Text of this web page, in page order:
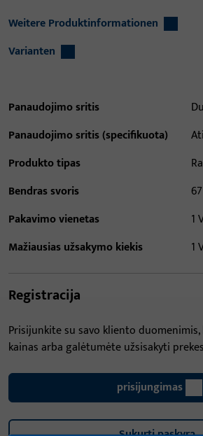
Weitere Produktinformationen
Varianten
Panaudojimo sritis
Panaudojimo sritis (specifikuota)
Produkto tipas
Bendras svoris
Pakavimo vienetas
1
Mažiausias užsakymo kiekis
1
Registracija
Prisijunkite su savo kliento
kainas arba galėtumėte užsisakyti prekes
prisijungimas